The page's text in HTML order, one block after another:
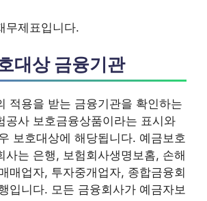
무제표입니다.
대상 금융기관
적용을 받는 금융기관을 확인하는
공사 보호금융상품이라는 표시와
보호대상에 해당됩니다. 예금보호
사는 은행, 보험회사생명보홈, 손해
매업자, 투자중개업자, 종합금융회
입니다. 모든 금융회사가 예금자보